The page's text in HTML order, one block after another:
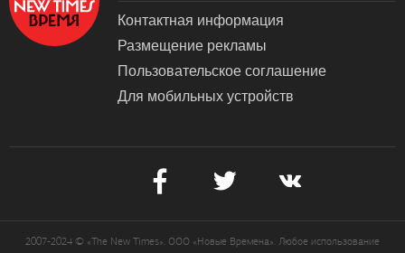
Контактная информация
Размещение рекламы
Пользовательское соглашение
Для мобильных устройств
2007-2024 © «The New Times». ООО «Новые Времена». Любое использование